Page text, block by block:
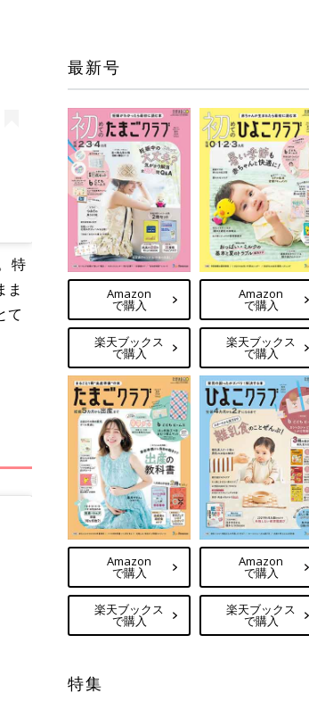
特
ま
て
最新号
Amazon
で購入
楽天ブックス
で購入
Amazon
で購入
楽天ブックス
で購入
Amazon
で購入
楽天ブックス
で購入
Amazon
で購入
楽天ブックス
で購入
特集